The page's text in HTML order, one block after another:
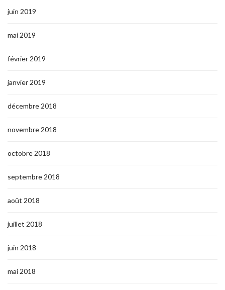
juin 2019
mai 2019
février 2019
janvier 2019
décembre 2018
novembre 2018
octobre 2018
septembre 2018
août 2018
juillet 2018
juin 2018
mai 2018